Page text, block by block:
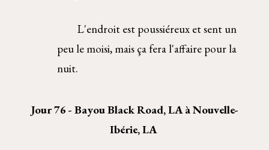
     L'endroit est poussiéreux et sent un
peu le moisi, mais ça fera l'affaire pour la
nuit.
Jour 76 - Bayou Black Road, LA à Nouvelle-
Ibérie, LA